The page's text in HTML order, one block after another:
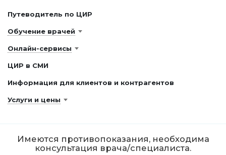
Путеводитель по ЦИР
Обучение врачей
Онлайн-сервисы
ЦИР в СМИ
Информация для клиентов и контрагентов
Услуги и цены
Имеются противопоказания, необходима
консультация врача/специалиста.